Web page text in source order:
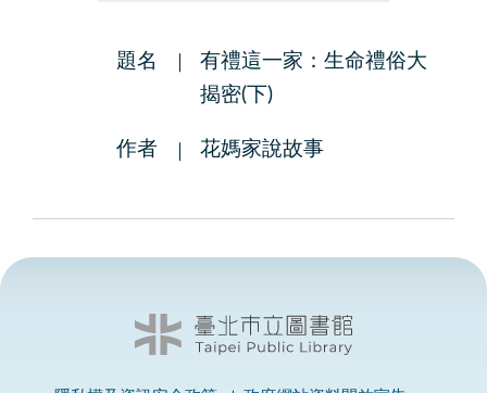
題名
有禮這一家：生命禮俗大
揭密(下)
作者 花媽家說故事